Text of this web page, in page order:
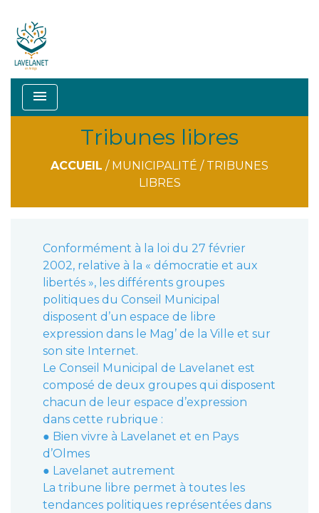
menu
Tribunes libres
ACCUEIL / MUNICIPALITÉ / TRIBUNES
LIBRES
Conformément à la loi du 27 février
2002, relative à la « démocratie et aux
libertés », les différents groupes
politiques du Conseil Municipal
disposent d’un espace de libre
expression dans le Mag’ de la Ville et sur
son site Internet.
Le Conseil Municipal de Lavelanet est
composé de deux groupes qui disposent
chacun de leur espace d’expression
dans cette rubrique :
● Bien vivre à Lavelanet et en Pays
d’Olmes
● Lavelanet autrement
La tribune libre permet à toutes les
tendances politiques représentées dans